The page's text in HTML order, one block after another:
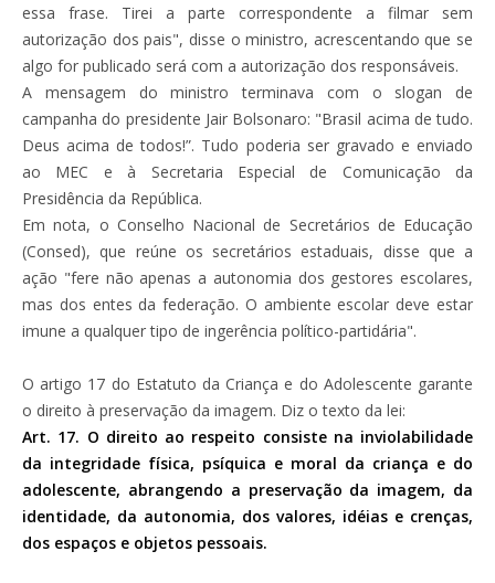
essa frase. Tirei a parte correspondente a filmar sem
autorização dos pais", disse o ministro, acrescentando que se
algo for publicado será com a autorização dos responsáveis.
A mensagem do ministro terminava com o slogan de
campanha do presidente Jair Bolsonaro: "Brasil acima de tudo.
Deus acima de todos!”. Tudo poderia ser gravado e enviado
ao MEC e à Secretaria Especial de Comunicação da
Presidência da República.
Em nota, o Conselho Nacional de Secretários de Educação
(Consed), que reúne os secretários estaduais, disse que a
ação "fere não apenas a autonomia dos gestores escolares,
mas dos entes da federação. O ambiente escolar deve estar
imune a qualquer tipo de ingerência político-partidária".
O artigo 17 do Estatuto da Criança e do Adolescente garante
o direito à preservação da imagem. Diz o texto da lei:
Art. 17. O direito ao respeito consiste na inviolabilidade
da integridade física, psíquica e moral da criança e do
adolescente, abrangendo a preservação da imagem, da
identidade, da autonomia, dos valores, idéias e crenças,
dos espaços e objetos pessoais.